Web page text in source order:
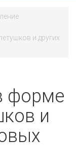
и других
форме
и